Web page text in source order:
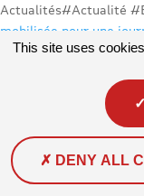
Actualités#Actualité
mobilisée pour une
Le samedi 28 mars
This site uses
DENY ALL